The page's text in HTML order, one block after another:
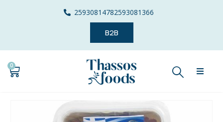
25930814782593081366
B2B
0